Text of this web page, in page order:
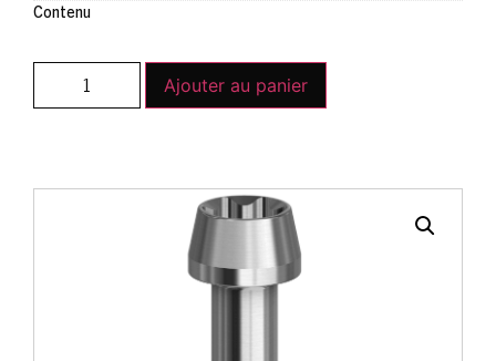
Contenu
Ajouter au panier